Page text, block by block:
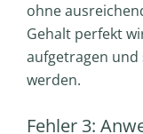
ohne
Gehalt perfekt
aufgetragen
werden.
Fehler 3: